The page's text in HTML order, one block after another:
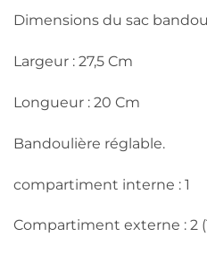
Dimensions du sac
Largeur : 27,5 Cm
Longueur : 20 Cm
Bandoulière réglable.
compartiment interne : 1
Compartiment externe : 2